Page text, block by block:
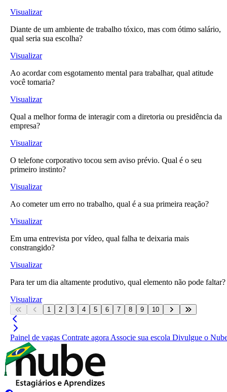
Visualizar
Diante de um ambiente de trabalho tóxico, mas com ótimo salário,
qual seria sua escolha?
Visualizar
Ao acordar com esgotamento mental para trabalhar, qual atitude
você tomaria?
Visualizar
Qual a melhor forma de interagir com a diretoria ou presidência da
empresa?
Visualizar
O telefone corporativo tocou sem aviso prévio. Qual é o seu
primeiro instinto?
Visualizar
Ao cometer um erro no trabalho, qual é a sua primeira reação?
Visualizar
Em uma entrevista por vídeo, qual falha te deixaria mais
constrangido?
Visualizar
Para ter um dia altamente produtivo, qual elemento não pode faltar?
Visualizar
1 2 3 4 5 6 7 8 9 10
Painel de vagas Contrate agora Associe sua escola Divulgue o